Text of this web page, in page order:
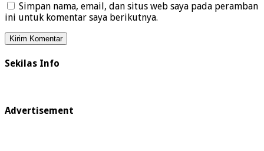
Simpan nama, email, dan situs web saya pada peramban
ini untuk komentar saya berikutnya.
Sekilas Info
Advertisement